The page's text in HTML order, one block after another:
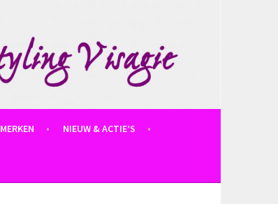
MERKEN NIEUW & ACTIE’S